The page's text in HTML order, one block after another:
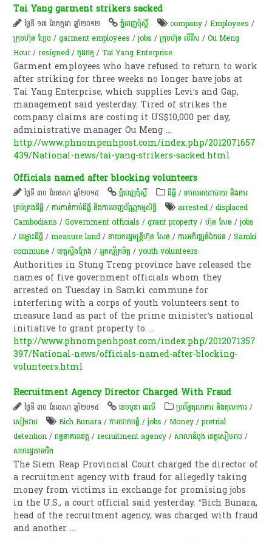
Tai Yang garment strikers sacked
ថ្ងៃទី ១៧ ខែកក្កដា ឆ្នាំ២០១២ ភ្នំពេញប៉ុស្តិ៍ company /Employees /
ក្រុមហ៊ុន ហ្គែប /garment employees /jobs /ក្រុមហ៊ុន លីវីស /Ou Meng
Hour/resigned /កូដកម្ម /Tai Yang Enterprise
Garment employees who have refused to return to work
after striking for three weeks no longer have jobs at
Tai Yang Enterprise, which supplies Levi’s and Gap,
management said yesterday. Tired of strikes the
company claims are costing it US$10,000 per day,
administrative manager Ou Meng...
http://www.phnompenhpost.com/index.php/2012071657
439/National-news/tai-yang-strikers-sacked.html
Officials named after blocking volunteers
ថ្ងៃទី ៣០ ខែមេសា ឆ្នាំ២០១៥ ភ្នំពេញប៉ុស្តិ៍ ដីធ្លី /គោលនយោបាយ និង​ការ
គ្រប់គ្រង​ដីធ្លី /ការកាន់កាប់​ដីធ្លី និង​ការចេញ​ប័ណ្ណកម្មសិទ្ធិ​ arrested /displaced
Cambodians /Government officials /grant property /ហ៊ុន សែន /jobs
/ជម្លោះ​ដីធ្លី /measure land /នាយករដ្ឋមន្ត្រីហ៊ុន សែន /ការអភិវឌ្ឍន៍ឯកជន /Samki
commune /ខេត្តស្ទឹងត្រែង /​អ្នកស្ម័គ្រចិត្ត /youth volunteers
Authorities in Stung Treng province have released the
names of five government officials whom they
arrested on Tuesday in Samki commune for
interfering with a corps of youth volunteers sent to
measure land as part of the prime minister’s national
initiative to grant property to...
http://www.phnompenhpost.com/index.php/2012071357
397/National-news/officials-named-after-blocking-
volunteers.html
Recruitment Agency Director Charged With Fraud
ថ្ងៃទី ៣០ ខែមេសា ឆ្នាំ២០១៥ ខេមបូឌា ដេលី ប្រព័ន្ធតុលាការ និងតុលាការ /
សៀមរាប
Bich Bunara /ការបោកបន្លំ /jobs /Money /pretrial
detention /ពន្ធនាគារ​ខេត្ត /recruitment agency /សាលាដំបូង​ ខេត្ត​សៀម​រាប /
សហរដ្ឋអាមេរិក
The Siem Reap Provincial Court charged the director of
a recruitment agency with fraud for allegedly taking
money from victims in exchange for promising jobs
in the U.S., a court official said yesterday. “Bich Bunara,
head of the recruitment agency, was charged with fraud
and another...